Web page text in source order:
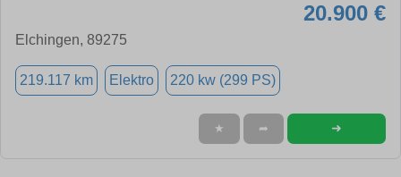
20.900 €
Elchingen, 89275
219.117 km Elektro 220 kw (299 PS)
★ ➦ ➜